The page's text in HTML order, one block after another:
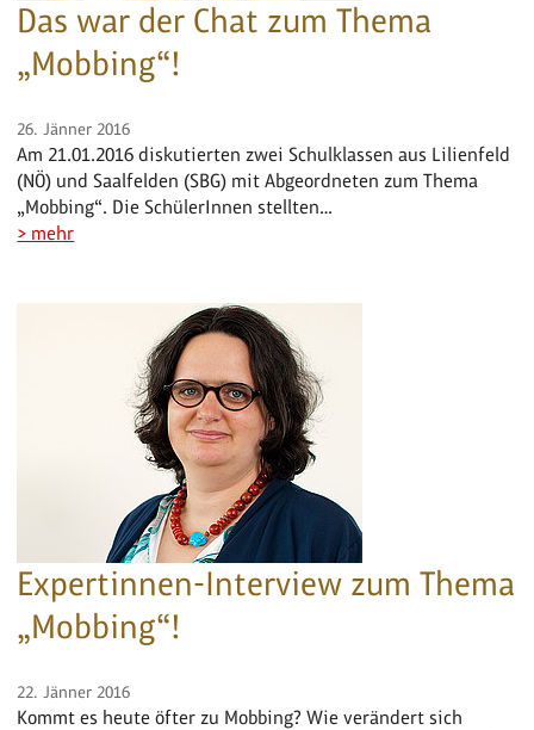
Das war der Chat zum Thema
„Mobbing“!
26. Jänner 2016
Am 21.01.2016 diskutierten zwei Schulklassen aus Lilienfeld
(NÖ) und Saalfelden (SBG) mit Abgeordneten zum Thema
„Mobbing“. Die SchülerInnen stellten…
> mehr
Expertinnen-Interview zum Thema
„Mobbing“!
22. Jänner 2016
Kommt es heute öfter zu Mobbing? Wie verändert sich